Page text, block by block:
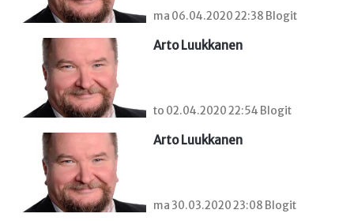
ma 06.04.2020 22:38 Blogit
Arto Luukkanen
to 02.04.2020 22:54 Blogit
Arto Luukkanen
ma 30.03.2020 23:08 Blogit